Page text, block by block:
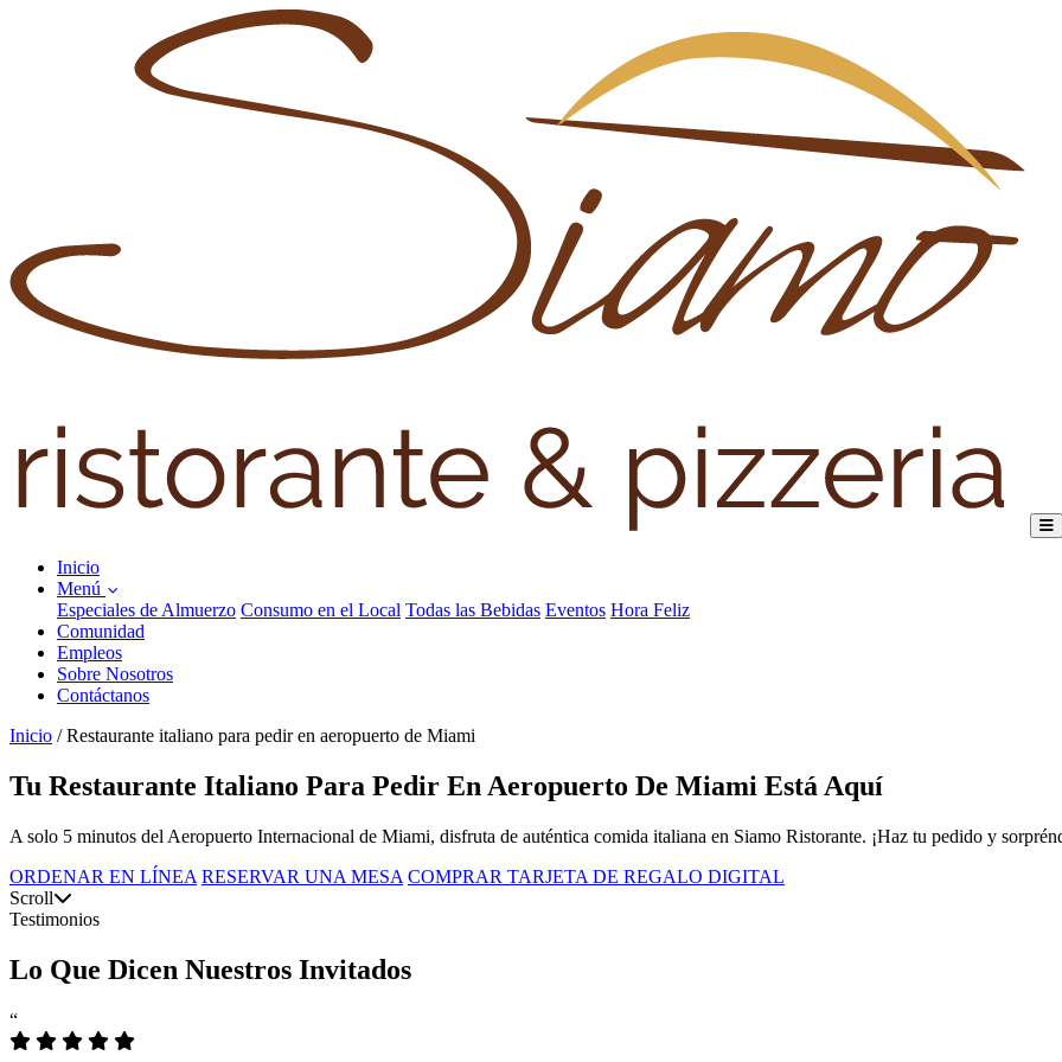
Inicio
Menú
Especiales de Almuerzo Consumo en el Local Todas las Bebidas Eventos Hora Feliz
Comunidad
Empleos
Sobre Nosotros
Contáctanos
Inicio / Restaurante italiano para pedir en aeropuerto de Miami
Tu Restaurante Italiano Para Pedir En Aeropuerto De Miami Está Aquí
A solo 5 minutos del Aeropuerto Internacional de Miami, disfruta de auténtica comida italiana en Siamo Ristorante. ¡Haz tu pedido y
ORDENAR EN LÍNEA RESERVAR UNA MESA COMPRAR TARJETA DE REGALO DIGITAL
Scroll
Testimonios
Lo Que Dicen Nuestros Invitados
“